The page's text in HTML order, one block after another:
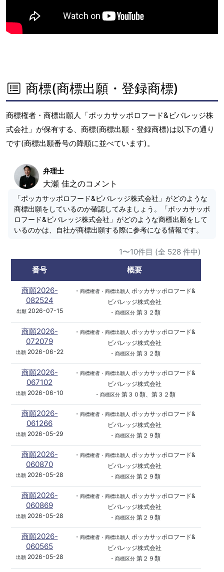
商標(商標出願・登録商標)
商標権者・商標出願人「ポッカサッポロフード&ビバレッジ株
式会社」が保有する、商標(商標出願・登録商標)は以下の通り
です(商標出願番号の降順に並べています)。
弁理士
大瀬 佳之のコメント
「ポッカサッポロフード&ビバレッジ株式会社」がどのような
商標出願をしているのか確認してみましょう。「ポッカサッポ
ロフード&ビバレッジ株式会社」がどのような商標出願をして
いるのかは、自社が商標出願する際に参考になる情報です。
1〜10件目 (全 528 件中)
番号
概要
商願2026-
082524
出願2026-07-15
・ 商標権者・商標出願人 ポッカサッポロフード&
ビバレッジ株式会社
・ 商標区分第３２類
商願2026-
072079
出願2026-06-22
・ 商標権者・商標出願人 ポッカサッポロフード&
ビバレッジ株式会社
・ 商標区分第３２類
商願2026-
067102
出願2026-06-10
・ 商標権者・商標出願人 ポッカサッポロフード&
ビバレッジ株式会社
・ 商標区分第３０類、第３２類
商願2026-
061266
出願2026-05-29
・ 商標権者・商標出願人 ポッカサッポロフード&
ビバレッジ株式会社
・ 商標区分第２９類
商願2026-
060870
出願2026-05-28
・ 商標権者・商標出願人 ポッカサッポロフード&
ビバレッジ株式会社
・ 商標区分第２９類
商願2026-
060869
出願2026-05-28
・ 商標権者・商標出願人 ポッカサッポロフード&
ビバレッジ株式会社
・ 商標区分第２９類
商願2026-
060565
出願2026-05-28
・ 商標権者・商標出願人 ポッカサッポロフード&
ビバレッジ株式会社
・ 商標区分第２９類